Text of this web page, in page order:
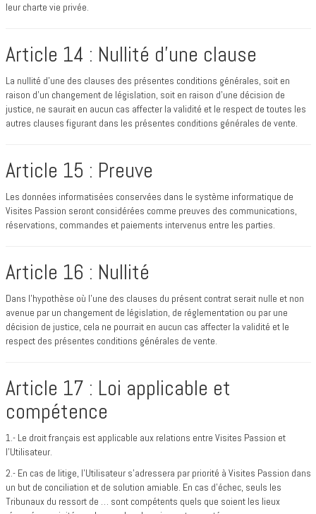
leur charte vie privée.
Article 14 : Nullité d’une clause
La nullité d’une des clauses des présentes conditions générales, soit en
raison d’un changement de législation, soit en raison d’une décision de
justice, ne saurait en aucun cas affecter la validité et le respect de toutes les
autres clauses figurant dans les présentes conditions générales de vente.
Article 15 : Preuve
Les données informatisées conservées dans le système informatique de
Visites Passion seront considérées comme preuves des communications,
réservations, commandes et paiements intervenus entre les parties.
Article 16 : Nullité
Dans l'hypothèse où l'une des clauses du présent contrat serait nulle et non
avenue par un changement de législation, de réglementation ou par une
décision de justice, cela ne pourrait en aucun cas affecter la validité et le
respect des présentes conditions générales de vente.
Article 17 : Loi applicable et
compétence
1.- Le droit français est applicable aux relations entre Visites Passion et
l’Utilisateur.
2.- En cas de litige, l’Utilisateur s’adressera par priorité à Visites Passion dans
un but de conciliation et de solution amiable. En cas d’échec, seuls les
Tribunaux du ressort de … sont compétents quels que soient les lieux